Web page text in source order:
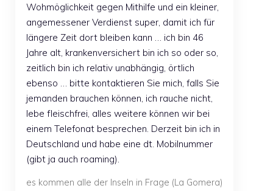
Wohmöglichkeit gegen Mithilfe und ein kleiner,
angemessener Verdienst super, damit ich für
längere Zeit dort bleiben kann … ich bin 46
Jahre alt, krankenversichert bin ich so oder so,
zeitlich bin ich relativ unabhängig, örtlich
ebenso … bitte kontaktieren Sie mich, falls Sie
jemanden brauchen können, ich rauche nicht,
lebe fleischfrei, alles weitere können wir bei
einem Telefonat besprechen. Derzeit bin ich in
Deutschland und habe eine dt. Mobilnummer
(gibt ja auch roaming).
es kommen alle der Inseln in Frage (La Gomera)